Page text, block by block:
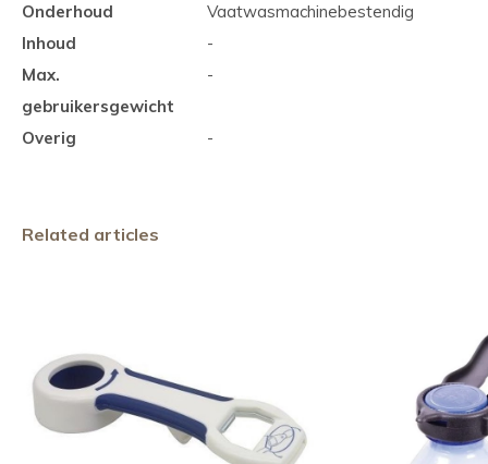
Onderhoud
Vaatwasmachinebestendig
Inhoud
-
Max.
gebruikersgewicht
-
Overig -
Related articles